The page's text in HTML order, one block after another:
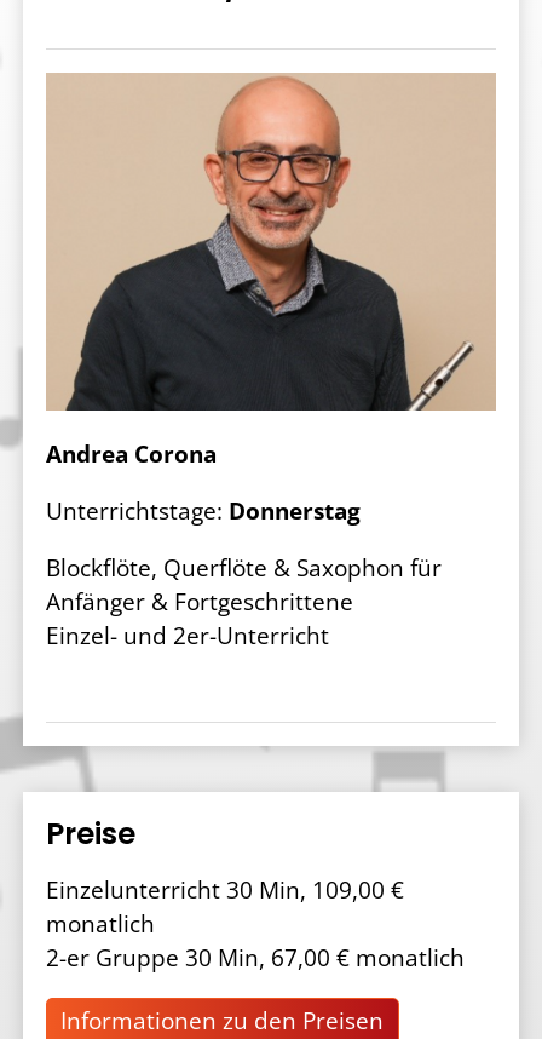
Andrea Corona
Unterrichtstage: Donnerstag
Blockflöte, Querflöte & Saxophon für
Anfänger & Fortgeschrittene
Einzel- und 2er-Unterricht
Preise
Einzelunterricht 30 Min, 109,00 €
monatlich
2-er Gruppe 30 Min, 67,00 € monatlich
Informationen zu den Preisen